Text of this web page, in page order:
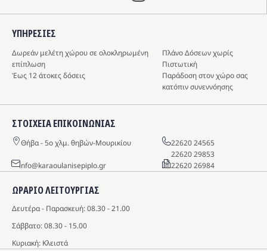
ΩΡΑΡΙΟ ΛΕΙΤΟΥΡΓΙΑΣ
Δευτέρα - Παρασκευή: 08.30 - 21.00
Σάββατο: 08.30 - 15.00
Κυριακή: Κλειστά
ΥΠΗΡΕΣIΕΣ
Δωρεάν μελέτη χώρου σε ολοκληρωμένη
επίπλωση
Πλάνο Δόσεων χωρίς
Πιστωτική
Έως 12 άτοκες δόσεις
Παράδοση στον χώρο σας
κατόπιν συνεννόησης
ΣΤΟΙΧΕΙΑ ΕΠΙΚΟΙΝΩΝΙΑΣ
Θήβα - 5o χλμ. θηβών-Μουρικίου
22620 24565
22620 29853
info@karaoulanisepiplo.gr
22620 26984